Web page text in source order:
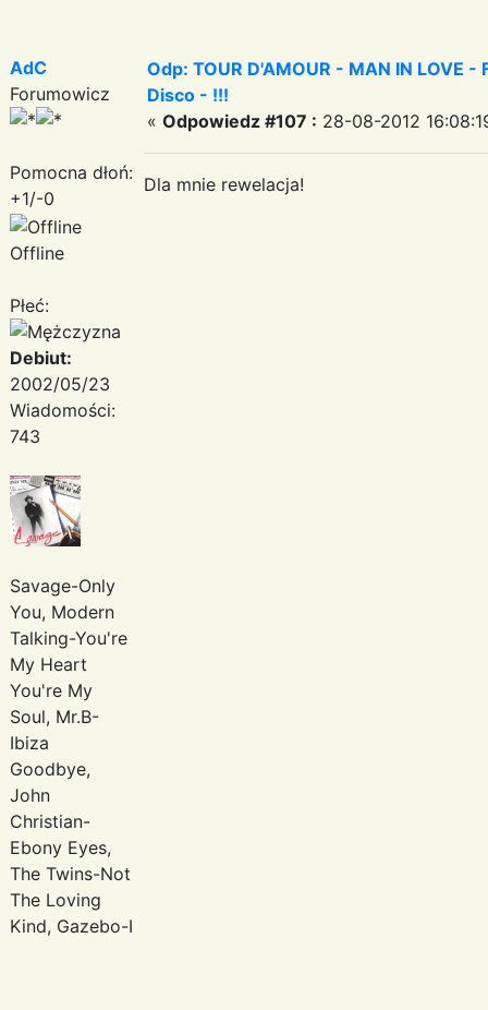
AdC
Forumowicz
Pomocna dłoń:
+1/-0
Offline
Płeć:
Debiut:
2002/05/23
Wiadomości:
743
Savage-Only
You, Modern
Talking-You're
My Heart
You're My
Soul, Mr.B-
Ibiza
Goodbye,
John
Christian-
Ebony Eyes,
The Twins-Not
The Loving
Kind, Gazebo-I
Odp: TOUR D'AMOUR - MAN IN LOVE
Disco - !!!
« Odpowiedz #107 : 28-08-2012
Dla mnie rewelacja!